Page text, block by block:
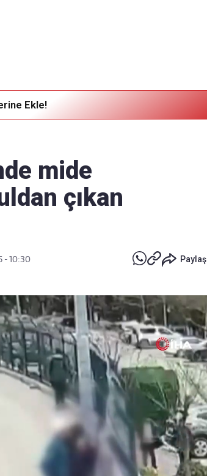
Ekle!
mide
çıkan
- 10:30 Paylaş